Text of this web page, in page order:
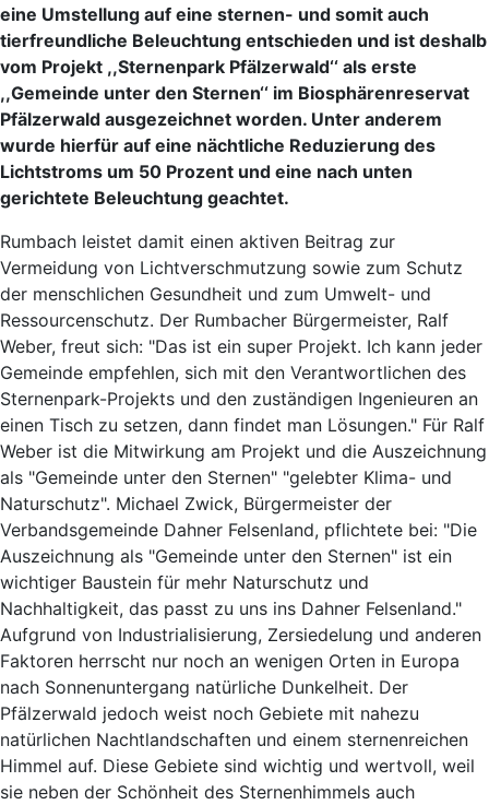
eine Umstellung auf eine sternen- und somit auch
tierfreundliche Beleuchtung entschieden und ist deshalb
vom Projekt ,,Sternenpark Pfälzerwald‘‘ als erste
,,Gemeinde unter den Sternen‘‘ im Biosphärenreservat
Pfälzerwald ausgezeichnet worden. Unter anderem
wurde hierfür auf eine nächtliche Reduzierung des
Lichtstroms um 50 Prozent und eine nach unten
gerichtete Beleuchtung geachtet.
Rumbach leistet damit einen aktiven Beitrag zur
Vermeidung von Lichtverschmutzung sowie zum Schutz
der menschlichen Gesundheit und zum Umwelt- und
Ressourcenschutz. Der Rumbacher Bürgermeister, Ralf
Weber, freut sich: "Das ist ein super Projekt. Ich kann jeder
Gemeinde empfehlen, sich mit den Verantwortlichen des
Sternenpark-Projekts und den zuständigen Ingenieuren an
einen Tisch zu setzen, dann findet man Lösungen." Für Ralf
Weber ist die Mitwirkung am Projekt und die Auszeichnung
als "Gemeinde unter den Sternen" "gelebter Klima- und
Naturschutz". Michael Zwick, Bürgermeister der
Verbandsgemeinde Dahner Felsenland, pflichtete bei: "Die
Auszeichnung als "Gemeinde unter den Sternen" ist ein
wichtiger Baustein für mehr Naturschutz und
Nachhaltigkeit, das passt zu uns ins Dahner Felsenland."
Aufgrund von Industrialisierung, Zersiedelung und anderen
Faktoren herrscht nur noch an wenigen Orten in Europa
nach Sonnenuntergang natürliche Dunkelheit. Der
Pfälzerwald jedoch weist noch Gebiete mit nahezu
natürlichen Nachtlandschaften und einem sternenreichen
Himmel auf. Diese Gebiete sind wichtig und wertvoll, weil
sie neben der Schönheit des Sternenhimmels auch